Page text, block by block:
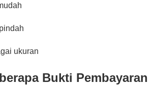
ukuran
Bukti Pembayaran